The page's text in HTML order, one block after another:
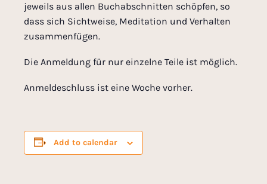
jeweils aus allen Buchabschnitten schöpfen, so
dass sich Sichtweise, Meditation und Verhalten
zusammenfügen.
Die Anmeldung für nur einzelne Teile ist möglich.
Anmeldeschluss ist eine Woche vorher.
Add to calendar